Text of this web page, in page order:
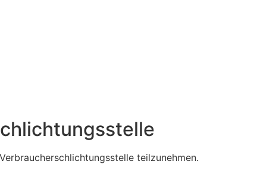
teilzunehmen.